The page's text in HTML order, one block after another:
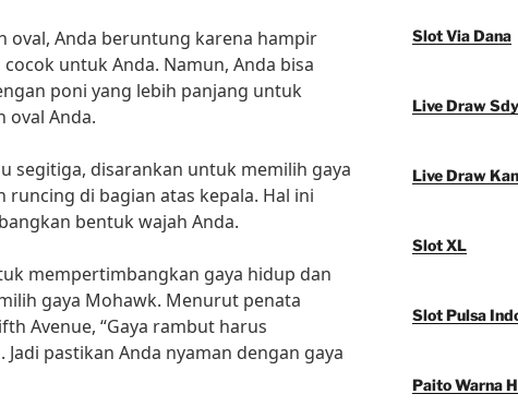
oval, Anda beruntung karena hampir
untuk Anda. Namun, Anda bisa
poni yang lebih panjang untuk
oval Anda.
segitiga, disarankan untuk memilih gaya
di bagian atas kepala. Hal ini
bentuk wajah Anda.
mempertimbangkan gaya hidup dan
gaya Mohawk. Menurut penata
Avenue, “Gaya rambut harus
pastikan Anda nyaman dengan gaya
Slot Via Dana
Live Draw Sdy
Live Draw
Slot XL
Slot Pulsa
Paito Warna